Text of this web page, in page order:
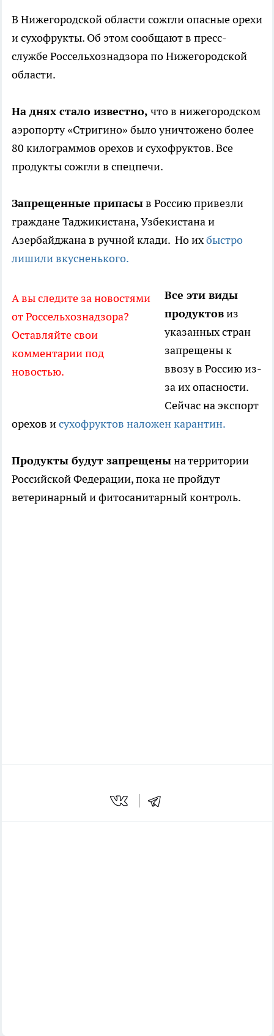
В Нижегородской области сожгли опасные орехи
и сухофрукты. Об этом сообщают в пресс-
службе Россельхознадзора по Нижегородской
области.
На днях стало известно, что в нижегородском
аэропорту «Стригино» было уничтожено более
80 килограммов орехов и сухофруктов. Все
продукты сожгли в спецпечи.
Запрещенные припасыв Россию привезли
граждане Таджикистана, Узбекистана и
Азербайджана в ручной клади. Но ихбыстро
лишили вкусненького.
А вы следите за новостями
от Россельхознадзора?
Оставляйте свои
комментарии под
новостью.
Все эти виды
продуктовиз
указанных стран
запрещены к
ввозу в Россию из-
за их опасности.
Сейчас на экспорт
орехов исухофруктов наложен карантин.
Продукты будут запрещенына территории
Российской Федерации, пока не пройдут
ветеринарный и фитосанитарный контроль.